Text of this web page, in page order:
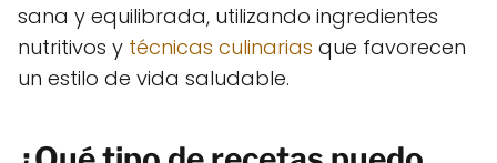
sana y equilibrada, utilizando ingredientes
nutritivos y técnicas culinarias que favorecen
un estilo de vida saludable.